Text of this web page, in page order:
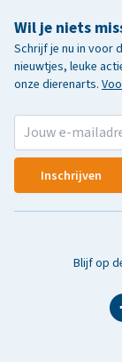
Wil je niets
Schrijf je nu in voor
nieuwtjes, leuke
onze dierenarts.
Inschrijven
Blijf op